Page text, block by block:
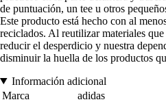
de puntuación, un tee u otros
Este producto está hecho con al
reciclados. Al reutilizar materiales
reducir el desperdicio y nuestra
disminuir la huella de los productos
Información adicional
Marca
adidas